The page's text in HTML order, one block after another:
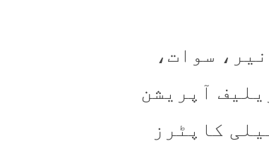
سوات،
آپریشن
کاپٹرز